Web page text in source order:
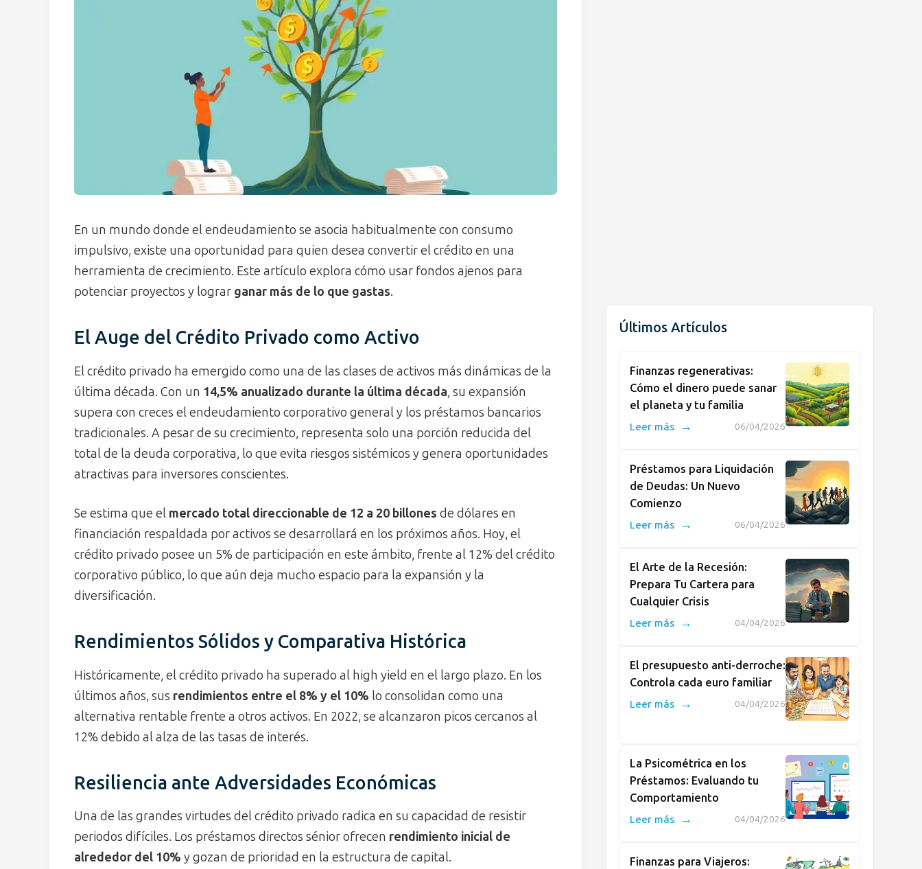
En un mundo donde el endeudamiento se asocia habitualmente con consumo
impulsivo, existe una oportunidad para quien desea convertir el crédito en una
herramienta de crecimiento. Este artículo explora cómo usar fondos ajenos para
potenciar proyectos y lograr ganar más de lo que gastas.
El Auge del Crédito Privado como Activo
El crédito privado ha emergido como una de las clases de activos más dinámicas de la
última década. Con un 14,5% anualizado durante la última década, su expansión
supera con creces el endeudamiento corporativo general y los préstamos bancarios
tradicionales. A pesar de su crecimiento, representa solo una porción reducida del
total de la deuda corporativa, lo que evita riesgos sistémicos y genera oportunidades
atractivas para inversores conscientes.
Se estima que el mercado total direccionable de 12 a 20 billones de dólares en
financiación respaldada por activos se desarrollará en los próximos años. Hoy, el
crédito privado posee un 5% de participación en este ámbito, frente al 12% del crédito
corporativo público, lo que aún deja mucho espacio para la expansión y la
diversificación.
Rendimientos Sólidos y Comparativa Histórica
Históricamente, el crédito privado ha superado al high yield en el largo plazo. En los
últimos años, sus rendimientos entre el 8% y el 10% lo consolidan como una
alternativa rentable frente a otros activos. En 2022, se alcanzaron picos cercanos al
12% debido al alza de las tasas de interés.
Resiliencia ante Adversidades Económicas
Una de las grandes virtudes del crédito privado radica en su capacidad de resistir
periodos difíciles. Los préstamos directos sénior ofrecen rendimiento inicial de
alrededor del 10% y gozan de prioridad en la estructura de capital.
Últimos Artículos
Finanzas regenerativas:
Cómo el dinero puede sanar
el planeta y tu familia
06/04/2026
Leer más →
Préstamos para Liquidación
de Deudas: Un Nuevo
Comienzo
06/04/2026
Leer más →
El Arte de la Recesión:
Prepara Tu Cartera para
Cualquier Crisis
04/04/2026
Leer más →
El presupuesto anti-derroche:
Controla cada euro familiar
04/04/2026
Leer más →
La Psicométrica en los
Préstamos: Evaluando tu
Comportamiento
04/04/2026
Leer más →
Finanzas para Viajeros: